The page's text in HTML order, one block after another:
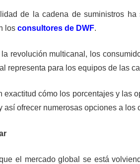
de la cadena de suministros
los consultores de DWF.
la revolución multicanal, los
representa para los equipos de las
exactitud cómo los porcentajes y las
así ofrecer numerosas opciones a los
el mercado global se está